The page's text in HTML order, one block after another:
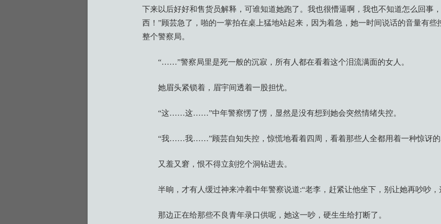
下来以后好好和售货员解释，可谁知道她跑了。我也很懵逼啊，我也不知道怎么回事
西！”顾芸急了，啪的一掌拍在桌上猛地站起来，因为着急，她一时间说话的音量有些
整个警察局。
“……”警察局里是死一般的沉寂，所有人都在看着这个泪流满面的女人。
她眉头紧锁着，眉宇间透着一股担忧。
“这……这……”中年警察愣了愣，显然是没有想到她会突然情绪失控。
“我……我……”顾芸自知失控，惊慌地看着四周，看着那些人全都用着一种惊讶
又羞又窘，恨不得立刻挖个洞钻进去。
半晌，才有人缓过神来冲着中年警察说道:“老李，赶紧让他坐下，别让她再吵吵
那边正在给那些不良青年录口供呢，她这一吵，硬生生给打断了。